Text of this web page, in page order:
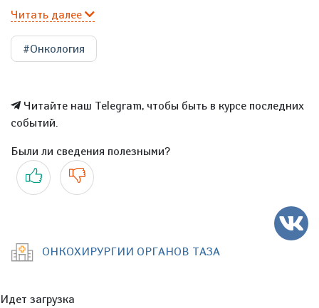
Читать далее
#Онкология
Читайте наш Telegram, чтобы быть в курсе последних
событий.
Были ли сведения полезными?
Да Нет
ОНКОХИРУРГИИ ОРГАНОВ ТАЗА
Идет загрузка